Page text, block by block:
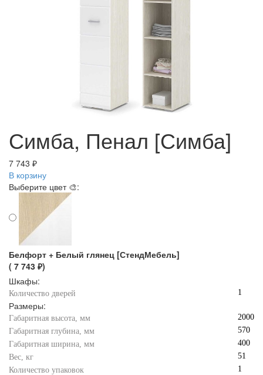
Симба, Пенал [Симба]
7 743 ₽
В корзину
Выберите цвет 🎨:
Белфорт + Белый глянец [СтендМебель]
( 7 743 ₽)
Шкафы:
Количество дверей 1
Размеры:
Габаритная высота, мм
2000
Габаритная глубина, мм
570
Габаритная ширина, мм
400
Вес, кг
51
Количество упаковок
1